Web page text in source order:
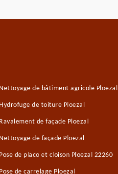
Nettoyage de bâtiment agricole Ploezal
Hydrofuge de toiture Ploezal
Ravalement de façade Ploezal
Nettoyage de façade Ploezal
Pose de placo et cloison Ploezal 22260
Pose de carrelage Ploezal